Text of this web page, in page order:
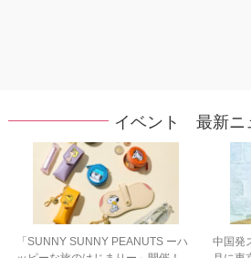
イベント 最新ニ
「SUNNY SUNNY PEANUTS ーハ
中国発